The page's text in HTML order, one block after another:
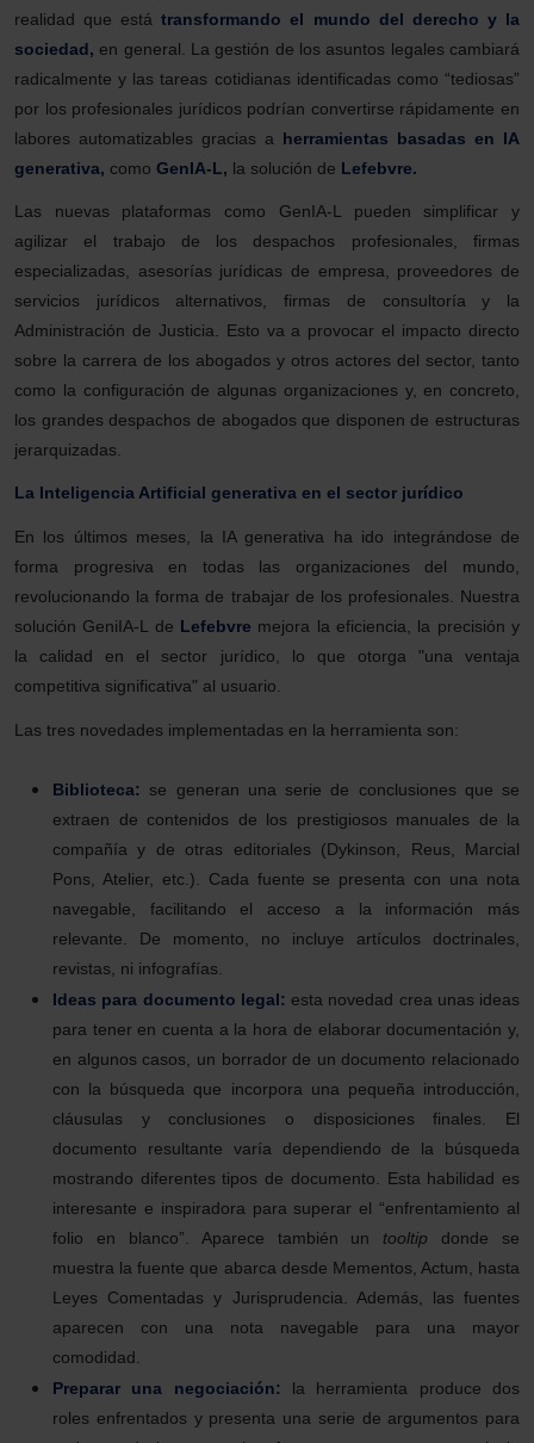
realidad que estátransformando el mundo del derecho y la
sociedad, en general. La gestión de los asuntos legales cambiará
radicalmente y las tareas cotidianas identificadas como “tediosas”
por los profesionales jurídicos podrían convertirse rápidamente en
labores automatizables gracias a herramientas basadas en IA
generativa, como GenIA-L, la solución de Lefebvre.
Las nuevas plataformas como GenIA-L pueden simplificar y
agilizar el trabajo de los despachos profesionales, firmas
especializadas, asesorías jurídicas de empresa, proveedores de
servicios jurídicos alternativos, firmas de consultoría y la
Administración de Justicia. Esto va a provocar el impacto directo
sobre la carrera de los abogados y otros actores del sector, tanto
como la configuración de algunas organizaciones y, en concreto,
los grandes despachos de abogados que disponen de estructuras
jerarquizadas.
La Inteligencia Artificial generativa en el sector jurídico
En los últimos meses, la IA generativa ha ido integrándose de
forma progresiva en todas las organizaciones del mundo,
revolucionando la forma de trabajar de los profesionales. Nuestra
solución GeniIA-L de Lefebvre mejora la eficiencia, la precisión y
la calidad en el sector jurídico, lo que otorga "una ventaja
competitiva significativa" al usuario.
Las tres novedades implementadas en la herramienta son:
Biblioteca: se generan una serie de conclusiones que se
extraen de contenidos de los prestigiosos manuales de la
compañía y de otras editoriales (Dykinson, Reus, Marcial
Pons, Atelier, etc.). Cada fuente se presenta con una nota
navegable, facilitando el acceso a la información más
relevante. De momento, no incluye artículos doctrinales,
revistas, ni infografías.
Ideas para documento legal: esta novedad crea unas ideas
para tener en cuenta a la hora de elaborar documentación y,
en algunos casos, un borrador de un documento relacionado
con la búsqueda que incorpora una pequeña introducción,
cláusulas y conclusiones o disposiciones finales. El
documento resultante varía dependiendo de la búsqueda
mostrando diferentes tipos de documento. Esta habilidad es
interesante e inspiradora para superar el “enfrentamiento al
folio en blanco”. Aparece también un tooltip donde se
muestra la fuente que abarca desde Mementos, Actum, hasta
Leyes Comentadas y Jurisprudencia. Además, las fuentes
aparecen con una nota navegable para una mayor
comodidad.
Preparar una negociación: la herramienta produce dos
roles enfrentados y presenta una serie de argumentos para